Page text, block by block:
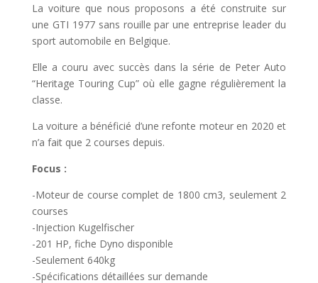
La voiture que nous proposons a été construite sur
une GTI 1977 sans rouille par une entreprise leader du
sport automobile en Belgique.
Elle a couru avec succès dans la série de Peter Auto
“Heritage Touring Cup” où elle gagne régulièrement la
classe.
La voiture a bénéficié d’une refonte moteur en 2020 et
n’a fait que 2 courses depuis.
Focus :
-Moteur de course complet de 1800 cm3, seulement 2
courses
-Injection Kugelfischer
-201 HP, fiche Dyno disponible
-Seulement 640kg
-Spécifications détaillées sur demande